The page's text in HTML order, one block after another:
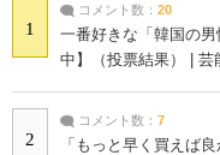
1
コメント数： 20
一番好きな「韓国の
中】（投票結果） | 芸
2
コメント数： 7
「もっと早く買えば